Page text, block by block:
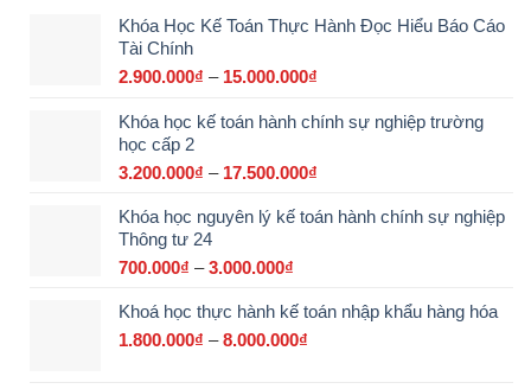
Khóa Học Kế Toán Thực Hành Đọc Hiểu Báo Cáo
Tài Chính
2.900.000₫ – 15.000.000₫
từ
Khóa học kế toán hành chính sự nghiệp trường
học cấp 2
3.200.000₫ – 17.500.000₫
từ
Khóa học nguyên lý kế toán hành chính sự nghiệp
Thông tư 24
700.000₫ – 3.000.000₫
từ
700.000₫
Khoá học thực hành kế toán nhập khẩu hàng hóa
1.800.000₫ – 8.000.000₫